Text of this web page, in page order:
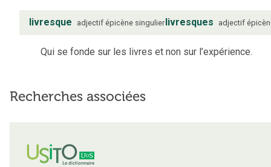
livresque adjectif épicène singulierlivresques adjectif
Qui se fonde sur les livres et non sur l’expérience.
Recherches associées